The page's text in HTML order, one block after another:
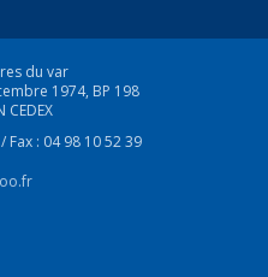
du var
1974, BP 198
CEDEX
Fax : 04 98 10 52 39